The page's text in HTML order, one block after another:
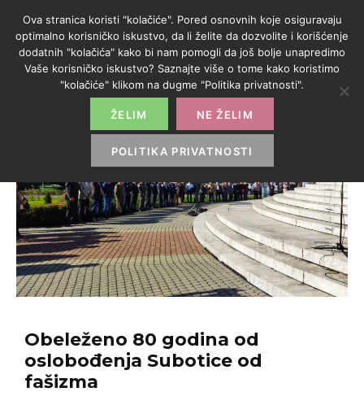
Obeleženo 80 godina od
oslobođenja Subotice od
fašizma
Ova stranica koristi "kolačiće". Pored osnovnih koje osiguravaju
optimalno korisničko iskustvo, da li želite da dozvolite i korišćenje
dodatnih "kolačića" kako bi nam pomogli da još bolje unapredimo
Vaše korisničko iskustvo? Saznajte više o tome kako koristimo
"kolačiće" klikom na dugme "Politika privatnosti".
ŽELIM NE ŽELIM
POLITIKA PRIVATNOSTI